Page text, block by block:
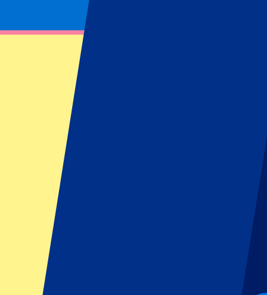
Depuis qu’il a rejoint le Real Madrid, Bellingham est rapidement
physique remarquable et d’une intelligence de jeu exceptionnelle, il
superbes performances à un si jeune âge font de lui un candidat très
Erling Haaland: La machine à marquer
Statistiques 2023-24:
Premier
Stef, spécialiste e-mail, considère Erling Haaland comme le grand
« Peu de joueurs marquent autant de buts que Haaland. Le nombre
Malgré le peu de succès international qu’il a connu avec la
dans les victoires de Manchester City font de lui un candidat de poids